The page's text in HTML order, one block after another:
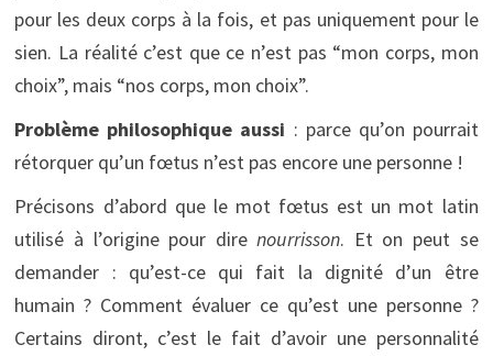
pour les deux corps à la fois, et pas uniquement pour le
sien. La réalité c’est que ce n’est pas “mon corps, mon
choix”, mais “nos corps, mon choix”.
Problème philosophique aussi : parce qu’on pourrait
rétorquer qu’un fœtus n’est pas encore une personne !
Précisons d’abord que le mot fœtus est un mot latin
utilisé à l’origine pour direnourrisson. Et on peut se
demander : qu’est-ce qui fait la dignité d’un être
humain ? Comment évaluer ce qu’est une personne ?
Certains diront, c’est le fait d’avoir une personnalité